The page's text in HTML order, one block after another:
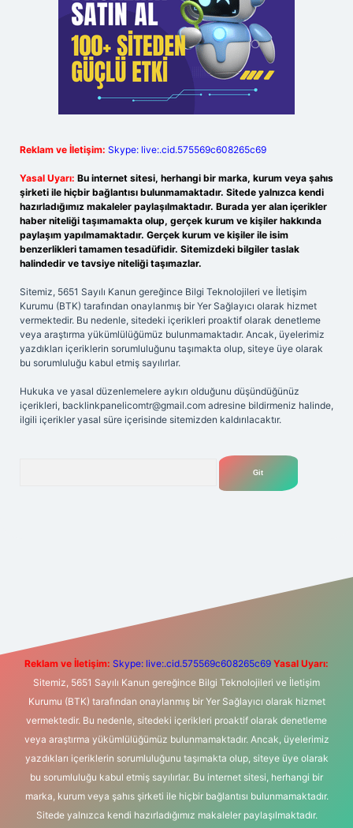
Reklam ve İletişim: Skype: live:.cid.575569c608265c69
Yasal Uyarı: Bu internet sitesi, herhangi bir marka, kurum veya şahıs
şirketi ile hiçbir bağlantısı bulunmamaktadır. Sitede yalnızca kendi
hazırladığımız makaleler paylaşılmaktadır. Burada yer alan içerikler
haber niteliği taşımamakta olup, gerçek kurum ve kişiler hakkında
paylaşım yapılmamaktadır. Gerçek kurum ve kişiler ile isim
benzerlikleri tamamen tesadüfidir. Sitemizdeki bilgiler taslak
halindedir ve tavsiye niteliği taşımazlar.
Sitemiz, 5651 Sayılı Kanun gereğince Bilgi Teknolojileri ve İletişim
Kurumu (BTK) tarafından onaylanmış bir Yer Sağlayıcı olarak hizmet
vermektedir. Bu nedenle, sitedeki içerikleri proaktif olarak denetleme
veya araştırma yükümlülüğümüz bulunmamaktadır. Ancak, üyelerimiz
yazdıkları içeriklerin sorumluluğunu taşımakta olup, siteye üye olarak
bu sorumluluğu kabul etmiş sayılırlar.
Hukuka ve yasal düzenlemelere aykırı olduğunu düşündüğünüz
içerikleri, backlinkpanelicomtr@gmail.com adresine bildirmeniz halinde,
ilgili içerikler yasal süre içerisinde sitemizden kaldırılacaktır.
m elexbet
Reklam ve İletişim: Skype: live:.cid.575569c608265c69 Yasal Uyarı:
Sitemiz, 5651 Sayılı Kanun gereğince Bilgi Teknolojileri ve İletişim
Kurumu (BTK) tarafından onaylanmış bir Yer Sağlayıcı olarak hizmet
vermektedir. Bu nedenle, sitedeki içerikleri proaktif olarak denetleme
veya araştırma yükümlülüğümüz bulunmamaktadır. Ancak, üyelerimiz
yazdıkları içeriklerin sorumluluğunu taşımakta olup, siteye üye olarak
bu sorumluluğu kabul etmiş sayılırlar. Bu internet sitesi, herhangi bir
marka, kurum veya şahıs şirketi ile hiçbir bağlantısı bulunmamaktadır.
Sitede yalnızca kendi hazırladığımız makaleler paylaşılmaktadır.